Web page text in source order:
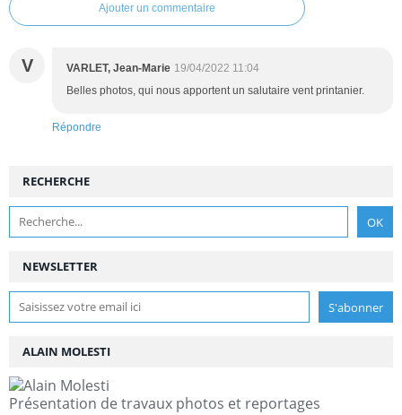
Ajouter un commentaire
V VARLET, Jean-Marie 19/04/2022 11:04
Belles photos, qui nous apportent un salutaire vent printanier.
Répondre
NEWSLETTER
RECHERCHE
ALAIN MOLESTI
Présentation de travaux photos et reportages